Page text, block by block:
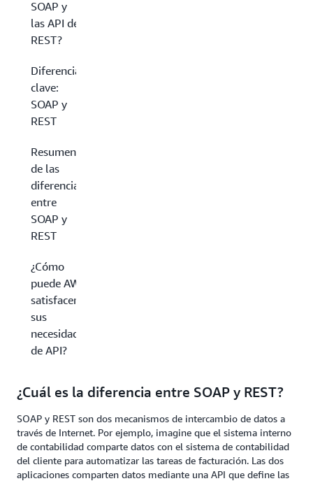
SOAP y
las API de
REST?
Diferencias
clave:
SOAP y
REST
Resumen
de las
diferencias
entre
SOAP y
REST
¿Cómo
puede AWS
satisfacer
sus
necesidades
de API?
¿Cuál es la diferencia entre SOAP y REST?
SOAP y REST son dos mecanismos de intercambio de datos a
través de Internet. Por ejemplo, imagine que el sistema interno
de contabilidad comparte datos con el sistema de contabilidad
del cliente para automatizar las tareas de facturación. Las dos
aplicaciones comparten datos mediante una API que define las